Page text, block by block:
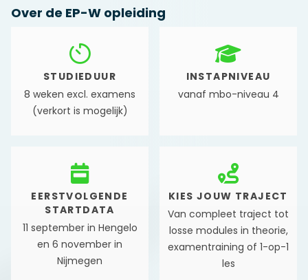
Over de EP-W opleiding
STUDIEDUUR
8 weken excl. examens
(verkort is mogelijk)
INSTAPNIVEAU
vanaf mbo-niveau 4
EERSTVOLGENDE
STARTDATA
11 september in Hengelo
en 6 november in
Nijmegen
KIES JOUW TRAJECT
Van compleet traject tot
losse modules in theorie,
examentraining of 1-op-1
les